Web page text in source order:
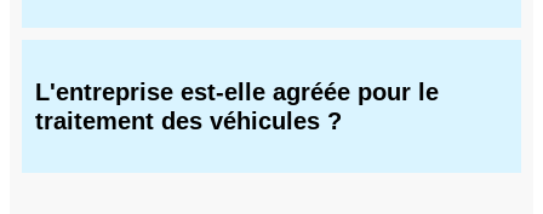
L'entreprise est-elle agréée pour le
traitement des véhicules ?